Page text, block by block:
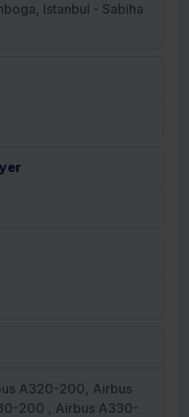
Istanbul - Sabiha
A320-200, Airbus
200 , Airbus A330-